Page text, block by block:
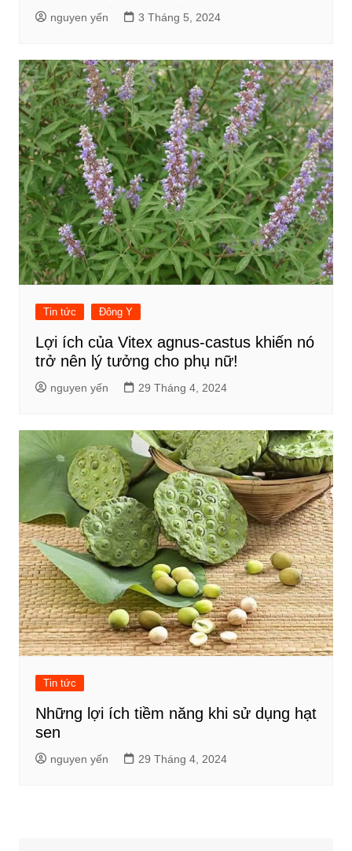
nguyen yến 3 Tháng 5, 2024
Tin tức Đông Y
Lợi ích của Vitex agnus-castus khiến nó
trở nên lý tưởng cho phụ nữ!
nguyen yến 29 Tháng 4, 2024
Tin tức
Những lợi ích tiềm năng khi sử dụng hạt
sen
nguyen yến 29 Tháng 4, 2024